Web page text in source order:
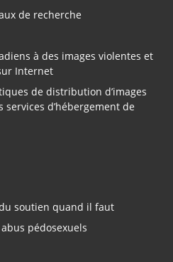
de recherche
à des images violentes et
Internet
de distribution d’images
services d’hébergement de
soutien quand il faut
pédosexuels